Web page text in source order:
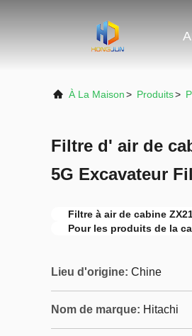
À La Maison> Produits>
Filtre d' air de
5G Excavateur
Filtre à air de cabine
Pour les produits de la
Lieu d'origine: Chine
Nom de marque: Hitachi